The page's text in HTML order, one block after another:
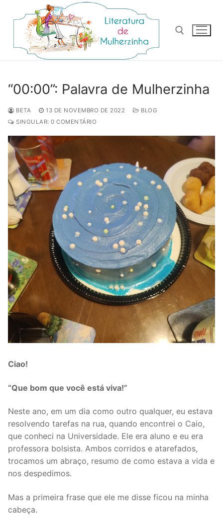
para
conteúdo
“00:00”: Palavra de Mulherzinha
BETA 13 DE NOVEMBRO DE 2022
BLOG
SINGULAR: 0 COMENTÁRIO
Ciao!
“Que bom que você está viva!”
Neste ano, em um dia como outro qualquer, eu estava
resolvendo tarefas na rua, quando encontrei o Caio,
que conheci na Universidade. Ele era aluno e eu era
professora bolsista. Ambos corridos e atarefados,
trocamos um abraço, resumo de como estava a vida e
nos despedimos.
Mas a primeira frase que ele me disse ficou na minha
cabeça.